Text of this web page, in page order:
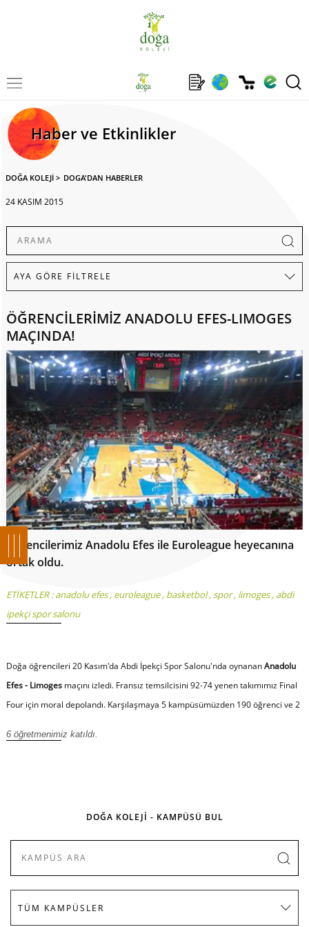
Haber ve Etkinlikler
DOĞA KOLEJİ > DOGA'DAN HABERLER
24 KASIM 2015
ÖĞRENCİLERİMİZ ANADOLU EFES-LIMOGES
MAÇINDA!
Öğrencilerimiz Anadolu Efes ile Euroleague heyecanına
ortak oldu.
ETİKETLER :anadolu efes, euroleague, basketbol,spor, limoges, abdi
ipekçi spor salonu
Doğa öğrencileri 20 Kasım'da Abdi İpekçi Spor Salonu'nda oynananAnadolu
Efes - Limogesmaçını izledi. Fransız temsilcisini 92-74 yenen takımımız Final
Four için moral depolandı. Karşılaşmaya 5 kampüsümüzden 190 öğrenci ve 2
6 öğretmenimiz katıldı.
DOĞA KOLEJİ - KAMPÜSÜ BUL